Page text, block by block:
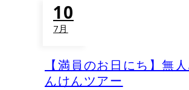
10
7月
【満員のお日にち】無
んけんツアー